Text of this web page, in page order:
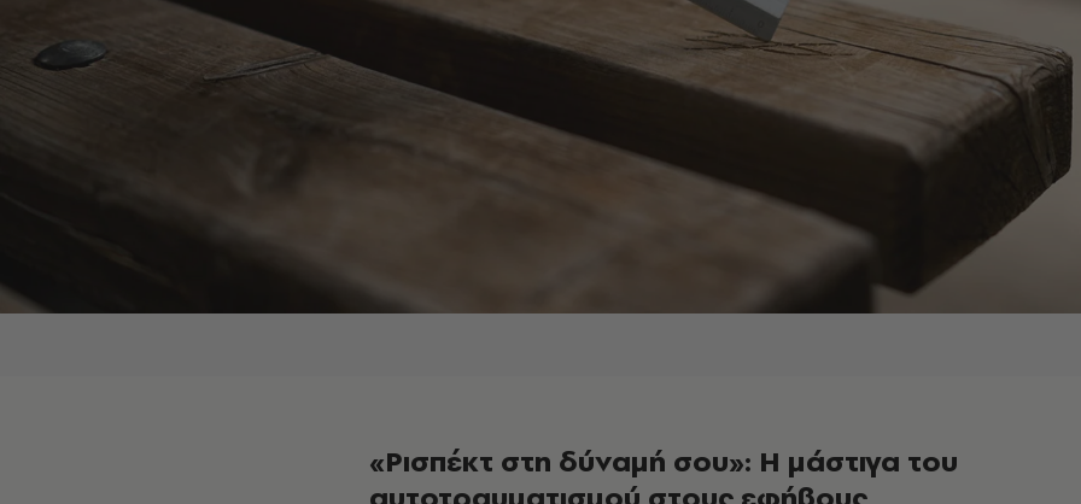
«Ρισπέκτ στη δύναμή σου»: Η μάστιγα του